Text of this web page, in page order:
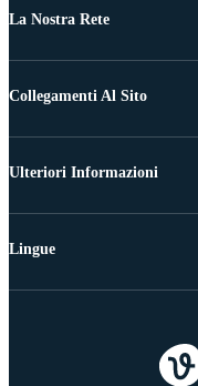
La Nostra Rete
Collegamenti Al Sito
Ulteriori Informazioni
Lingue